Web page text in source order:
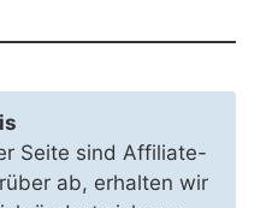
Seite sind Affiliate-
ab, erhalten wir